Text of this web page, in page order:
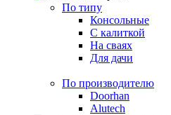
По типу
Консольные
С калиткой
На сваях
Для дачи
По производителю
Doorhan
Alutech